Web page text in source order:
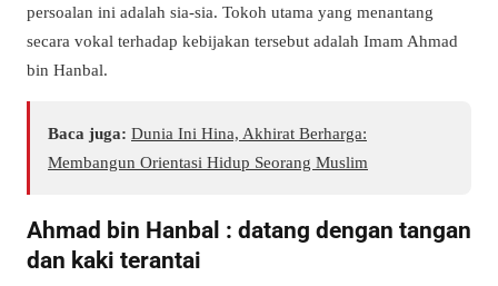
persoalan ini adalah sia-sia. Tokoh utama yang menantang
secara vokal terhadap kebijakan tersebut adalah Imam Ahmad
bin Hanbal.
Baca juga: Dunia Ini Hina, Akhirat Berharga:
Membangun Orientasi Hidup Seorang Muslim
Ahmad bin Hanbal : datang dengan tangan
dan kaki terantai